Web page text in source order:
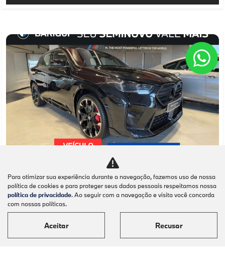
Co
mp
arti
lhe
BMW
BMW X2 2.0 TURBO GASOLINA XDRIVE M35I
STEPTRONIC 4P AUTOMATICO 2025
Para otimizar sua experiência durante a navegação, fazemos uso de nossa
política de cookies e para proteger seus dados pessoais respeitamos nossa
política de privacidade. Ao seguir com a navegação e visita você concorda
com nossas políticas.
Aceitar Recusar